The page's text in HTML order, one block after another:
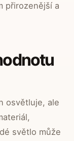
přirozenější a
osvětluje, ale
světlo může